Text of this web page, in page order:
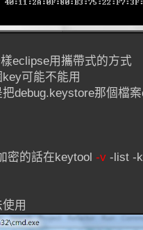
eclipse用攜帶式的方式
可能不能用
debug.keystore那個檔
密的話在keytool -v -list -
用